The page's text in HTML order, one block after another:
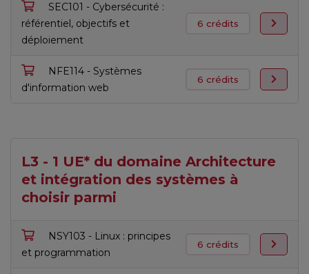
SEC101 - Cybersécurité :
référentiel, objectifs et
déploiement
6 crédits
NFE114 - Systèmes
d'information web
6 crédits
L3 - 1 UE* du domaine Architecture
et intégration des systèmes à
choisir parmi
NSY103 - Linux : principes
et programmation
6 crédits